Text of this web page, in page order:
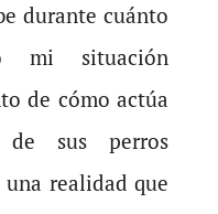
durante cuánto
mi situación
de cómo actúa
sus perros
realidad que